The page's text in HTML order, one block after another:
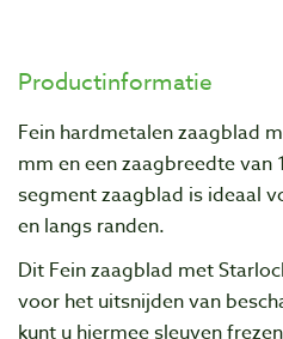
Productinformatie
Fein hardmetalen zaagblad
mm en een zaagbreedte van
segment zaagblad is ideaal
en langs randen.
Dit Fein zaagblad met
voor het uitsnijden van
kunt u hiermee sleuven